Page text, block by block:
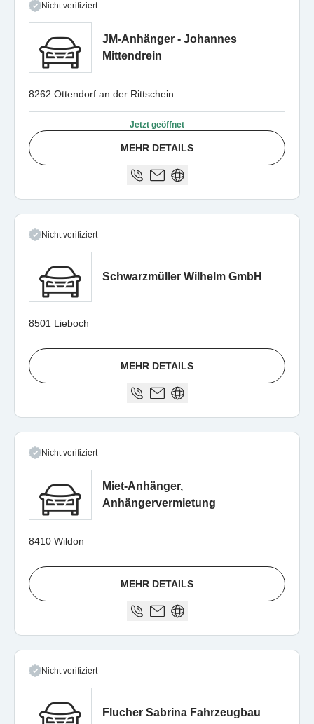
Nicht verifiziert
JM-Anhänger - Johannes
Mittendrein
8262 Ottendorf an der Rittschein
Jetzt geöffnet
MEHR DETAILS
Nicht verifiziert
Schwarzmüller Wilhelm GmbH
8501 Lieboch
MEHR DETAILS
Nicht verifiziert
Miet-Anhänger,
Anhängervermietung
8410 Wildon
MEHR DETAILS
Nicht verifiziert
Flucher Sabrina Fahrzeugbau